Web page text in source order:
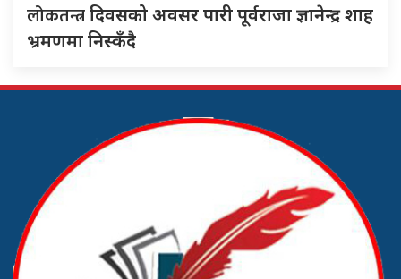
लोकतन्त्रदिवसको अवसर पारी पूर्वराजा ज्ञानेन्द्र शाह
भ्रमणमा निस्कँदै